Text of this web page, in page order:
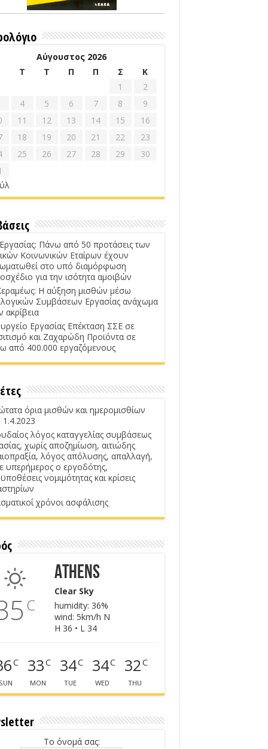
Αύγουστος 2026
Τ Τ Π Π Σ
Κ
1
2
4 5 6 7 8
9
11 12 13 14 15
16
18 19 20 21 22
23
25 26 27 28 29
30
Πάνω από 50 προτάσεις των
Κοινωνικών Εταίρων έχουν
στο υπό διαμόρφωση
για την ισότητα αμοιβών
Η αύξηση μισθών μέσω
Συμβάσεων Εργασίας ανάχωμα
ακρίβεια
Εργασίας Επέκταση ΣΣΕ σε
και Ζαχαρώδη Προϊόντα σε
από 400.000 εργαζόμενους
όρια μισθών και ημερομισθίων
λόγος καταγγελίας συμβάσεως
χωρίς αποζημίωση, αιτιώδης
λόγος απόλυσης, απαλλαγή,
υπερήμερος ο εργοδότης,
νομιμότητας και κρίσεις
χρόνοι ασφάλισης
C
Athens
Clear Sky
humidity: 36%
wind: 5km/h N
H 36 • L 34
C
SUN
33C
MON
34C
TUE
34C
WED
32C
THU
Το όνομά σας: